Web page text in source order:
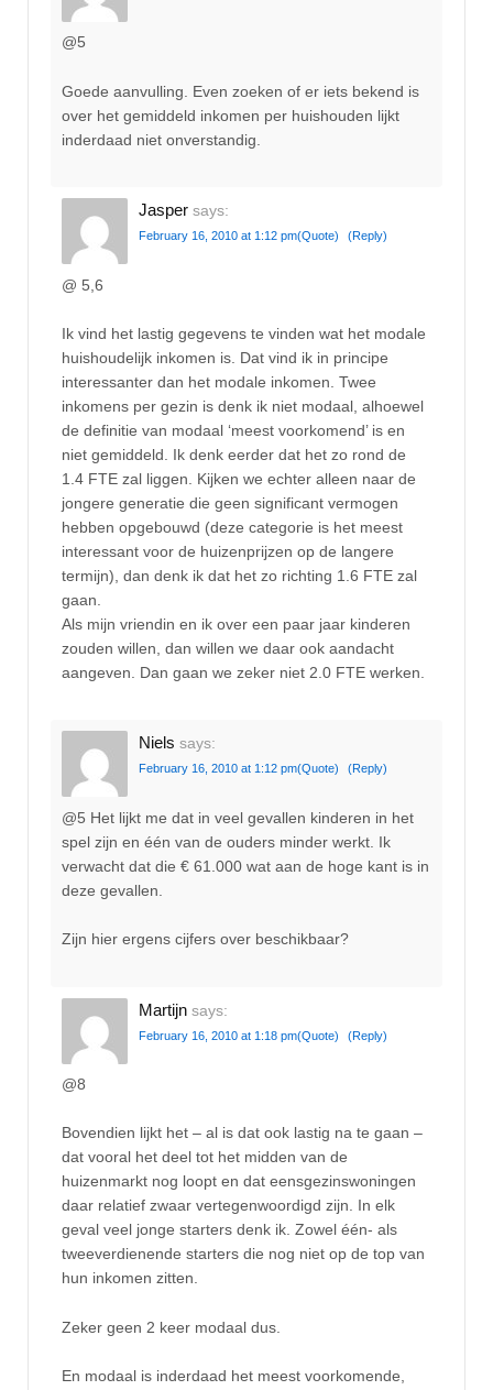
@5
Goede aanvulling. Even zoeken of er iets bekend is
over het gemiddeld inkomen per huishouden lijkt
inderdaad niet onverstandig.
Jasper says:
February 16, 2010 at 1:12 pm(Quote) (Reply)
@ 5,6
Ik vind het lastig gegevens te vinden wat het modale
huishoudelijk inkomen is. Dat vind ik in principe
interessanter dan het modale inkomen. Twee
inkomens per gezin is denk ik niet modaal, alhoewel
de definitie van modaal ‘meest voorkomend’ is en
niet gemiddeld. Ik denk eerder dat het zo rond de
1.4 FTE zal liggen. Kijken we echter alleen naar de
jongere generatie die geen significant vermogen
hebben opgebouwd (deze categorie is het meest
interessant voor de huizenprijzen op de langere
termijn), dan denk ik dat het zo richting 1.6 FTE zal
gaan.
Als mijn vriendin en ik over een paar jaar kinderen
zouden willen, dan willen we daar ook aandacht
aangeven. Dan gaan we zeker niet 2.0 FTE werken.
Niels says:
February 16, 2010 at 1:12 pm(Quote) (Reply)
@5 Het lijkt me dat in veel gevallen kinderen in het
spel zijn en één van de ouders minder werkt. Ik
verwacht dat die € 61.000 wat aan de hoge kant is in
deze gevallen.
Zijn hier ergens cijfers over beschikbaar?
Martijn says:
February 16, 2010 at 1:18 pm(Quote) (Reply)
@8
Bovendien lijkt het – al is dat ook lastig na te gaan –
dat vooral het deel tot het midden van de
huizenmarkt nog loopt en dat eensgezinswoningen
daar relatief zwaar vertegenwoordigd zijn. In elk
geval veel jonge starters denk ik. Zowel één- als
tweeverdienende starters die nog niet op de top van
hun inkomen zitten.
Zeker geen 2 keer modaal dus.
En modaal is inderdaad het meest voorkomende,